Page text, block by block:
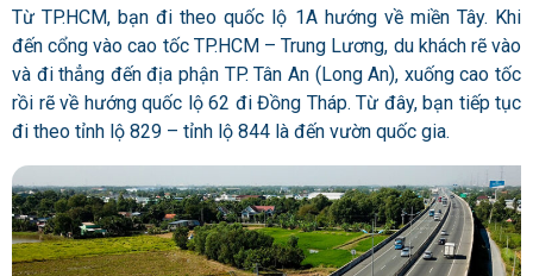
Từ TP.HCM, bạn đi theo quốc lộ 1A hướng về miền Tây. Khi
đến cổng vào cao tốc TP.HCM – Trung Lương, du khách rẽ vào
và đi thẳng đến địa phận TP. Tân An (Long An), xuống cao tốc
rồi rẽ về hướng quốc lộ 62 đi Đồng Tháp. Từ đây, bạn tiếp tục
đi theo tỉnh lộ 829 – tỉnh lộ 844 là đến vườn quốc gia.